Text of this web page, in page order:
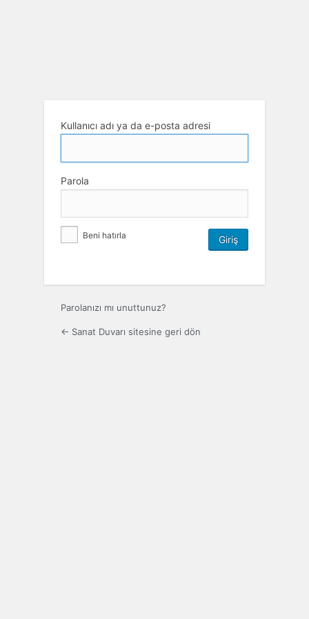
Kullanıcı adı ya da e-posta adresi
Parola
Beni hatırla
Parolanızı mı unuttunuz?
← Sanat Duvarı sitesine geri dön